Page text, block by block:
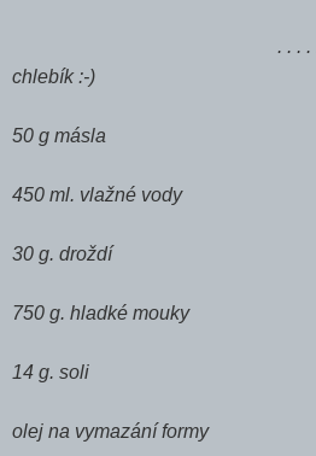
. . . . . .
chlebík :-)
50 g másla
450 ml. vlažné vody
30 g. droždí
750 g. hladké mouky
14 g. soli
olej na vymazání formy